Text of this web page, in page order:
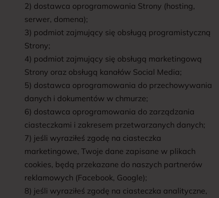
2) dostawca oprogramowania Strony (hosting,
serwer, domena);
3) podmiot zajmujący się obsługą programistyczną
Strony;
4) podmiot zajmujący się obsługą marketingową
Strony oraz obsługą kanałów Social Media;
5) dostawca oprogramowania do przechowywania
danych i dokumentów w chmurze;
6) dostawca oprogramowania do zarządzania
ciasteczkami i zakresem przetwarzanych danych;
7) jeśli wyraziłeś zgodę na ciasteczka
marketingowe, Twoje dane zapisane w plikach
cookies, będą przekazane do naszych partnerów
reklamowych (Facebook, Google);
8) jeśli wyraziłeś zgodę na ciasteczka analityczne,